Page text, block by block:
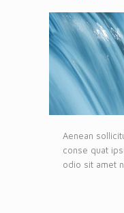
Aenean
conse quat
odio sit amet